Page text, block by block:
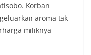
Korban
aroma tak
miliknya